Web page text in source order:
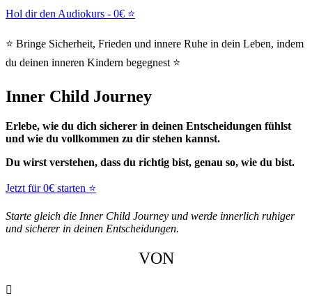
Hol dir den Audiokurs - 0€ ⭐
⭐ Bringe Sicherheit, Frieden und innere Ruhe in dein Leben, indem
du deinen inneren Kindern begegnest ⭐
Inner Child Journey
Erlebe, wie du dich sicherer in deinen Entscheidungen fühlst
und wie du vollkommen zu dir stehen kannst.
Du wirst verstehen, dass du richtig bist, genau so, wie du bist.
Jetzt für 0€ starten ⭐
Starte gleich die Inner Child Journey und werde innerlich ruhiger
und sicherer in deinen Entscheidungen.
VON
